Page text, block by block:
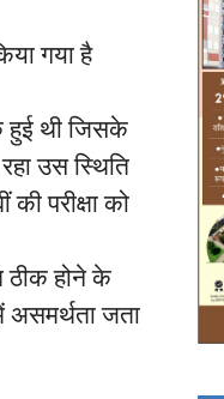
गया है
हुई थी जिसके
उस स्थिति
परीक्षा को
ठीक होने के
असमर्थता जता